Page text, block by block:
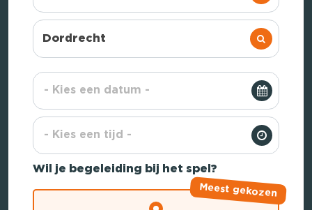
Dordrecht
Wil je begeleiding bij het spel?
Meest gekozen